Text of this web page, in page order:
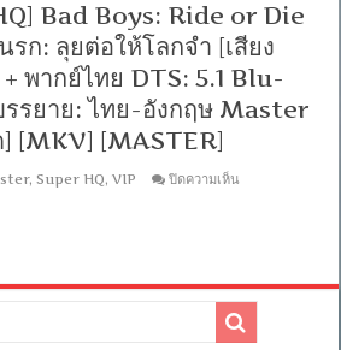
Bad Boys: Ride or Die
ก: ลุยต่อให้โลกจำ [เสียง
พากย์ไทย DTS: 5.1 Blu-
รยาย: ไทย-อังกฤษ Master
[MKV] [MASTER]
,Super HQ,VIP ปิดความเห็นบน
Ride
or
Die
(2024)